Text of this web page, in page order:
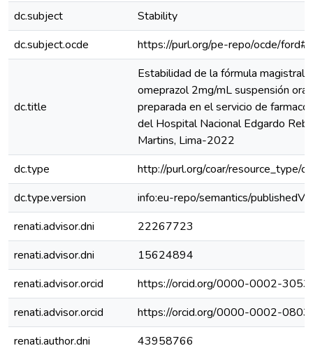
dc.subject
Stability
dc.subject.ocde
https://purl.org/pe-repo/ocde/
dc.title
Estabilidad de la fórmula magistral
omeprazol 2mg/mL suspensión oral
preparada en el servicio de
del Hospital Nacional Edgardo
Martins, Lima-2022
dc.type
http://purl.org/coar/resource_type/
dc.type.version
info:eu-repo/semantics/
renati.advisor.dni
22267723
renati.advisor.dni
15624894
renati.advisor.orcid
https://orcid.org/0000-0002-
renati.advisor.orcid
https://orcid.org/0000-0002-
renati.author.dni
43958766